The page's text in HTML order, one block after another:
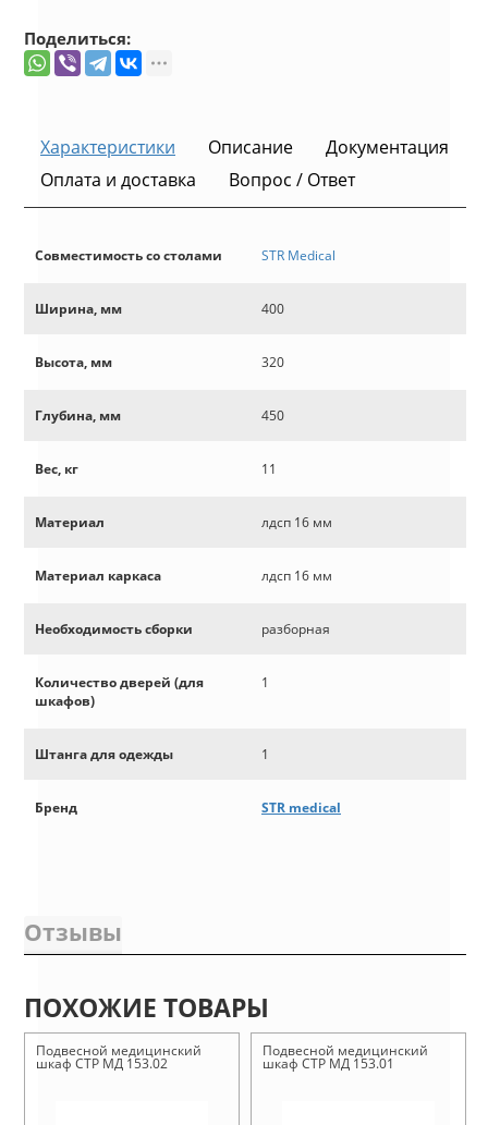
Поделиться:
Характеристики Описание
Документация
Оплата и доставка
Вопрос / Ответ
Совместимость со столами STR Medical
Ширина, мм 400
Высота, мм 320
Глубина, мм 450
Вес, кг 11
Материал лдсп 16 мм
Материал каркаса лдсп 16 мм
Необходимость сборки разборная
Количество дверей (для
шкафов)
1
Штанга для одежды 1
Бренд STR medical
Отзывы
ПОХОЖИЕ ТОВАРЫ
Подвесной медицинский
шкаф СТР МД 153.02
Подвесной медицинский
шкаф СТР МД 153.01